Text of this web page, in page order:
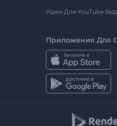
Идеи Для YouTube
Приложения Для